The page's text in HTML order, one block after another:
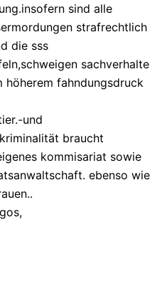
sind alle
strafrechtlich
die sss
sachverhalte
höherem fahndungsdruck
und
braucht
kommisariat sowie
ebenso wie